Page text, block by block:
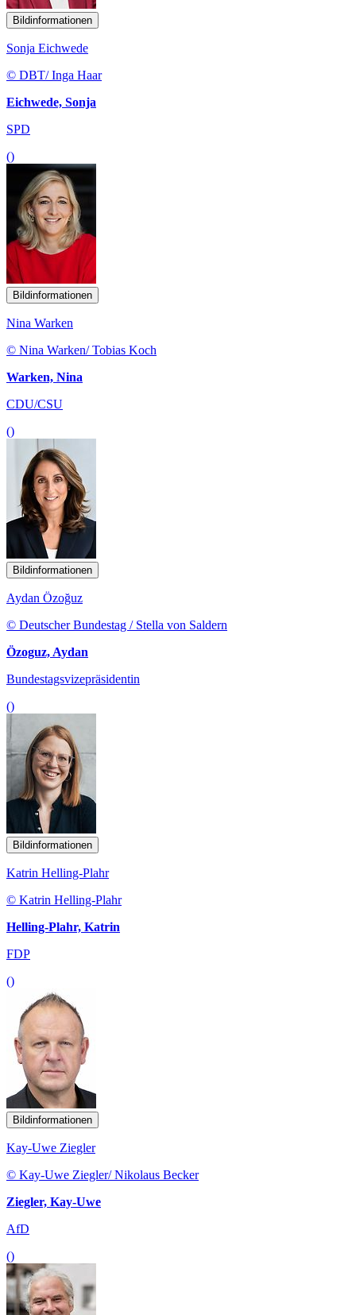
Bildinformationen
Sonja Eichwede
© DBT/ Inga Haar
Eichwede, Sonja
SPD
()
Bildinformationen
Nina Warken
© Nina Warken/ Tobias Koch
Warken, Nina
CDU/CSU
()
Bildinformationen
Aydan Özoğuz
© Deutscher Bundestag / Stella von Saldern
Özoguz, Aydan
Bundestagsvizepräsidentin
()
Bildinformationen
Katrin Helling-Plahr
© Katrin Helling-Plahr
Helling-Plahr, Katrin
FDP
()
Bildinformationen
Kay-Uwe Ziegler
© Kay-Uwe Ziegler/ Nikolaus Becker
Ziegler, Kay-Uwe
AfD
()